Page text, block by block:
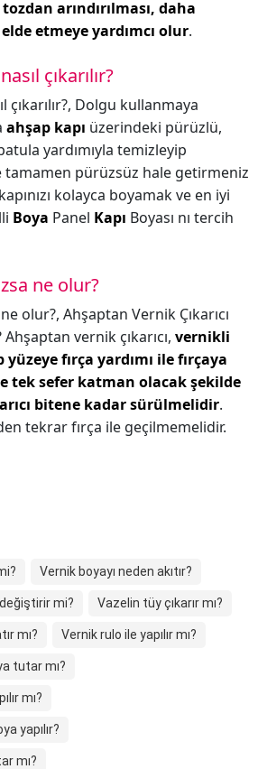
arındırılması, daha
etmeye yardımcı olur.
çıkarılır?
Dolgu kullanmaya
ahşap kapı üzerindeki pürüzlü,
yardımıyla temizleyip
tamamen pürüzsüz hale getirmeniz
kolayca boyamak ve en iyi
Boya Panel Kapı Boyası nı tercih
ne olur?
olur?, Ahşaptan Vernik Çıkarıcı
Ahşaptan vernik çıkarıcı, vernikli
fırça yardımı ile fırçaya
tek sefer katman olacak şekilde
bitene kadar sürülmelidir.
tekrar fırça ile geçilmemelidir.
Vernik boyayı neden akıtır?
mi? Vazelin tüy çıkarır mı?
mı? Vernik rulo ile yapılır mı?
tutar mı?
mı?
yapılır?
mı?